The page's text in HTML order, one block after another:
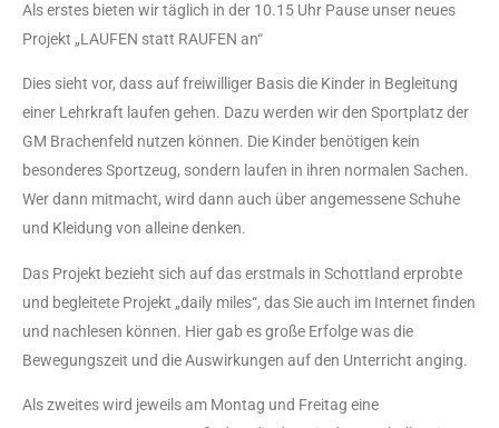
Als erstes bieten wir täglich in der 10.15 Uhr Pause unser neues
Projekt „LAUFEN statt RAUFEN an“
Dies sieht vor, dass auf freiwilliger Basis die Kinder in Begleitung
einer Lehrkraft laufen gehen. Dazu werden wir den Sportplatz der
GM Brachenfeld nutzen können. Die Kinder benötigen kein
besonderes Sportzeug, sondern laufen in ihren normalen Sachen.
Wer dann mitmacht, wird dann auch über angemessene Schuhe
und Kleidung von alleine denken.
Das Projekt bezieht sich auf das erstmals in Schottland erprobte
und begleitete Projekt „daily miles“, das Sie auch im Internet finden
und nachlesen können. Hier gab es große Erfolge was die
Bewegungszeit und die Auswirkungen auf den Unterricht anging.
Als zweites wird jeweils am Montag und Freitag eine